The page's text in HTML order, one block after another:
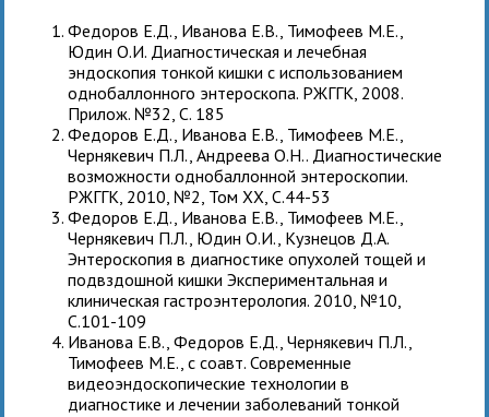
Федоров Е.Д., Иванова Е.В., Тимофеев М.Е.,
Юдин О.И. Диагностическая и лечебная
эндоскопия тонкой кишки с использованием
однобаллонного энтероскопа. РЖГГК, 2008.
Прилож. №32, С. 185
Федоров Е.Д., Иванова Е.В., Тимофеев М.Е.,
Чернякевич П.Л., Андреева О.Н.. Диагностические
возможности однобаллонной энтероскопии.
РЖГГК, 2010, №2, Том XX, С.44-53
Федоров Е.Д., Иванова Е.В., Тимофеев М.Е.,
Чернякевич П.Л., Юдин О.И., Кузнецов Д.А.
Энтероскопия в диагностике опухолей тощей и
подвздошной кишки Экспериментальная и
клиническая гастроэнтерология. 2010, №10,
С.101-109
Иванова Е.В., Федоров Е.Д., Чернякевич П.Л.,
Тимофеев М.Е., с соавт. Современные
видеоэндоскопические технологии в
диагностике и лечении заболеваний тонкой